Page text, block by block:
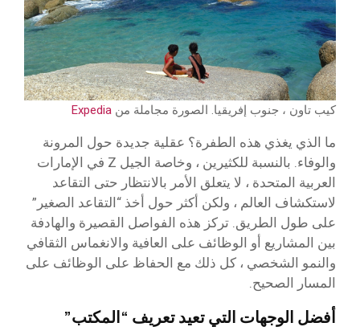
كيب تاون ، جنوب إفريقيا. الصورة مجاملة من Expedia
ما الذي يغذي هذه الطفرة؟ عقلية جديدة حول المرونة
والوفاء. بالنسبة للكثيرين ، وخاصة الجيل Z في الإمارات
العربية المتحدة ، لا يتعلق الأمر بالانتظار حتى التقاعد
لاستكشاف العالم ، ولكن أكثر حول أخذ “التقاعد الصغير”
على طول الطريق. تركز هذه الفواصل القصيرة والهادفة
بين المشاريع أو الوظائف على العافية والانغماس الثقافي
والنمو الشخصي ، كل ذلك مع الحفاظ على الوظائف على
المسار الصحيح.
أفضل الوجهات التي تعيد تعريف “المكتب”